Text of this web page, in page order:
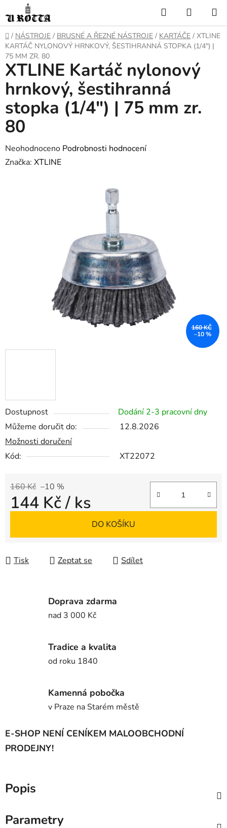
na
obsah
Hledat
KOŠÍK
DOMŮ
/ NÁSTROJE / BRUSNÉ A ŘEZNÉ NÁSTROJE / KARTÁČE / XTLINE
KARTÁČ NYLONOVÝ HRNKOVÝ, ŠESTIHRANNÁ STOPKA (1/4") |
75 MM ZR. 80
Dostupnost
Dodání 2-3 pracovní dny
Můžeme doručit do:
12.8.2026
Možnosti doručení
Kód:
XT22072
160 Kč –10 %
144 Kč/ ks
DO KOŠÍKU
Tisk Zeptat se Sdílet
XTLINE Kartáč nylonový
hrnkový, šestihranná
stopka (1/4") | 75 mm zr.
80
Průměrné
hodnocení
Neohodnoceno Podrobnosti hodnocení
Značka: XTLINE
160 KČ
–10 %
Doprava zdarma
nad 3 000 Kč
Tradice a kvalita
od roku 1840
Kamenná pobočka
v Praze na Starém městě
E-SHOP NENÍ CENÍKEM MALOOBCHODNÍ
PRODEJNY!
Popis
Parametry